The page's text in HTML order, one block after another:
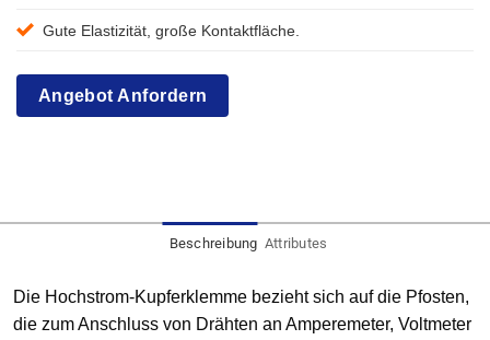
Gute Elastizität, große Kontaktfläche.
Angebot Anfordern
Beschreibung Attributes
Die Hochstrom-Kupferklemme bezieht sich auf die Pfosten,
die zum Anschluss von Drähten an Amperemeter, Voltmeter